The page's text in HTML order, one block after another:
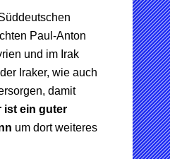
Paul-Anton
und im Irak
Iraker, wie auch
damit
ist ein guter
um dort weiteres